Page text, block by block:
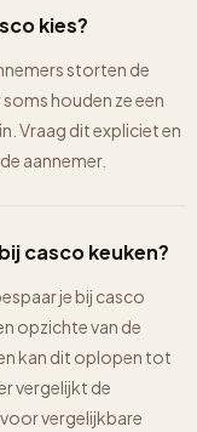
kies?
storten de
houden ze een
Vraag dit expliciet en
aannemer.
casco keuken?
je bij casco
opzichte van de
kan dit oplopen tot
vergelijkt de
vergelijkbare